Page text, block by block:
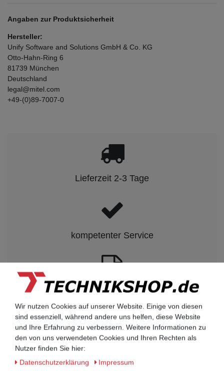
Angaben zur Produktsicherheit
Hersteller:
Unify Software and Solutions GmbH & Co. KG
Otto-Hahn-Ring 6
81739 München
Deutschland
legal@mitel.com
+49-(0)89-7007-0
Lieferzeit 2-3 Tage
kompetenter Service
Rechnungskauf auf Anfrage möglich
Kauf auf Rechnung nach
vorheriger Absprache möglich.
Behörden, Banken, Firmen, Bestandskunden,
öffentliche & staatliche Einrichtungen, Schulen,
Wir nutzen Cookies auf unserer Website. Einige von diesen
sind essenziell, während andere uns helfen, diese Website
und Ihre Erfahrung zu verbessern. Weitere Informationen zu
den von uns verwendeten Cookies und Ihren Rechten als
Nutzer finden Sie hier:
Daten­schutz­erklärung
Impressum